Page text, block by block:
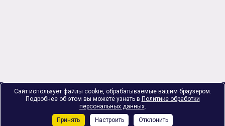
Сайт использует файлы cookie, обрабатываемые вашим браузером.
Подробнее об этом вы можете узнать в Политике обработки
персональных данных.
Принять
Настроить Отклонить